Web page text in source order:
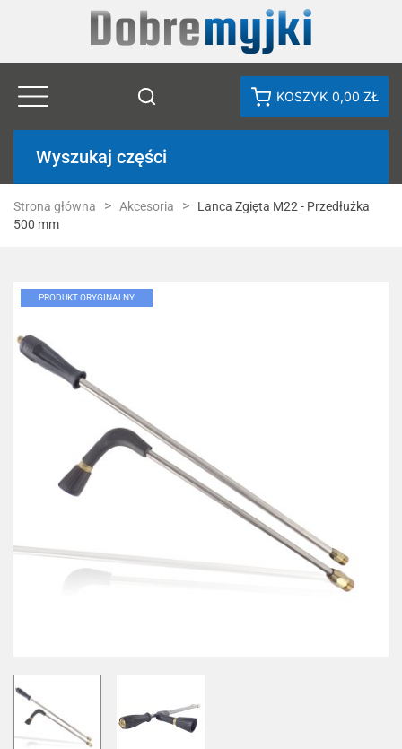
KOSZYK 0,00 ZŁ
Wyszukaj części
Strona główna Akcesoria
Lanca Zgięta M22 - Przedłużka
500 mm
PRODUKT ORYGINALNY